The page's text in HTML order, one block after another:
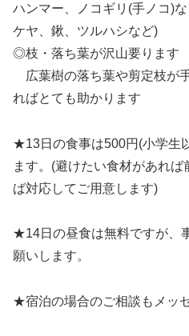
ハンマー、ノコギリ(手ノコ)
ケヤ、鍬、ツルハシなど)
◎枝・落ち葉が沢山要ります
広葉樹の落ち葉や剪定枝が
ればとても助かります
★13日の食事は500円(小学生
ます。(避けたい食材があれ
ば対応してご用意します)
★14日の昼食は無料ですが、
願いします。
★宿泊の場合のご相談もメッ